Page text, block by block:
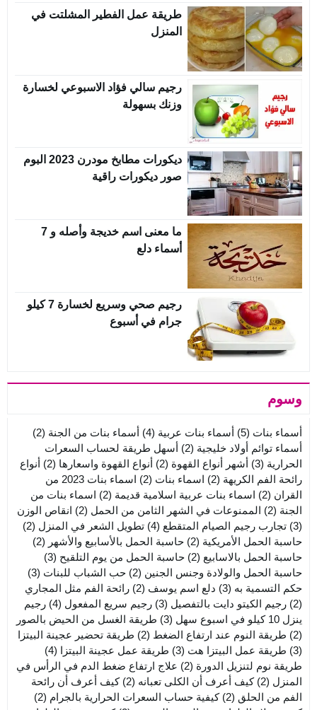
طريقة عمل الفطير المشلتت في
المنزل
رجيم سالي فؤاد الاسبوعي لخسارة
وزنك بسهولة
ديكورات مطابخ مودرن 2023 البوم
صور ديكورات راقية
ما معنى اسم خديجة وأصله و 7
أسماء دلع
رجيم صحي وسريع لخسارة 7 كيلو
جرام في أسبوع
وسوم
أسماء بنات (5) أسماء بنات عربية (4) أسماء بنات من الجنة (2)
أسماء توائم أولاد خليجية (2)
أسهل طريقة لحساب السعرات
الحرارية (3) أشهر أنواع القهوة (2) أنواع القهوة واسعارها (2)
أنواع
رائحة الفم الكريهة (2) اسماء بنات (2)
اسماء بنات 2023 من
القران (2) اسماء بنات عربية اسلامية قديمة (2)
اسماء بنات من
الجنة (2) الممنوعات في الشهر الثامن من الحمل (2)
انقاص الوزن
(3)
تجارب رجيم الصيام المتقطع (4) تطويل الشعر في المنزل (2)
حاسبة الحمل الأمريكية (2) حاسبة الحمل بالأسابيع والأشهر (2)
حاسبة الحمل بالاسابيع (2) حاسبة الحمل من يوم التلقيح (3)
حاسبة الحمل والولادة وجنس الجنين (2) حب الشباب للبنات (3)
حكم التسمية به (3) دلع اسم يوسف (2)
رائحة الفم مثل المجاري
(2)
رجيم الكيتو دايت بالتفصيل (3) رجيم سريع المفعول (4)
رجيم
ينزل 10 كيلو في اسبوع سهل
(3)
طريقة الغسل من الحيض بالصور
(2)
طريقة النوم عند ارتفاع الضغط (2)
طريقة تحضير عجينة البيتزا
(3)
طريقة عمل البيتزا هت (3) طريقة عمل عجينة البيتزا (4)
طريقة نوم لتنزيل الدورة (2)
علاج ارتفاع ضغط الدم في الرأس في
المنزل (2) كيف أعرف أن الكلى تعبانه (2)
كيف أعرف أن رائحة
الفم من الحلق (2) كيفية حساب السعرات الحرارية بالجرام (2)